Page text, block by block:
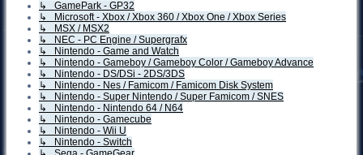
↳ GamePark - GP32
↳ Microsoft - Xbox / Xbox 360 / Xbox One / Xbox Series
↳ MSX / MSX2
↳ NEC - PC Engine / Supergrafx
↳ Nintendo - Game and Watch
↳ Nintendo - Gameboy / Gameboy Color / Gameboy Advance
↳ Nintendo - DS/DSi - 2DS/3DS
↳ Nintendo - Nes / Famicom / Famicom Disk System
↳ Nintendo - Super Nintendo / Super Famicom / SNES
↳ Nintendo - Nintendo 64 / N64
↳ Nintendo - Gamecube
↳ Nintendo - Wii U
↳ Nintendo - Switch